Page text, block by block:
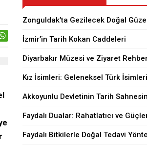
Zonguldak’ta Gezilecek Doğal
İzmir’in Tarih Kokan Caddeleri
Diyarbakır Müzesi ve Ziyaret
Faydalı Dualar: Rahatlatıcı ve
Faydalı Bitkilerle Doğal Tedavi